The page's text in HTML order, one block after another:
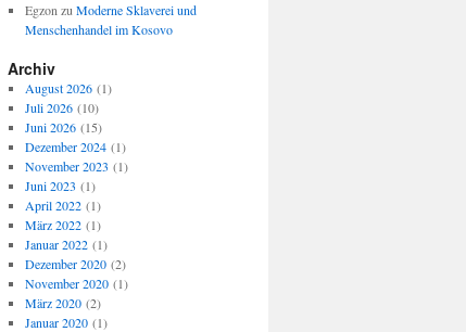
Egzon zu Moderne Sklaverei und
Menschenhandel im Kosovo
Archiv
August 2026(1)
Juli 2026(10)
Juni 2026(15)
Dezember 2024(1)
November 2023 (1)
Juni 2023 (1)
April 2022(1)
März 2022(1)
Januar 2022(1)
Dezember 2020(2)
November 2020(1)
März 2020(2)
Januar 2020(1)